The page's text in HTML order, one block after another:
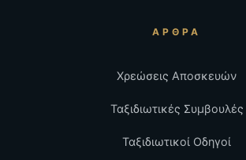
ΆΡΘΡΑ
Χρεώσεις Αποσκευών
Ταξιδιωτικές Συμβουλές
Ταξιδιωτικοί Οδηγοί